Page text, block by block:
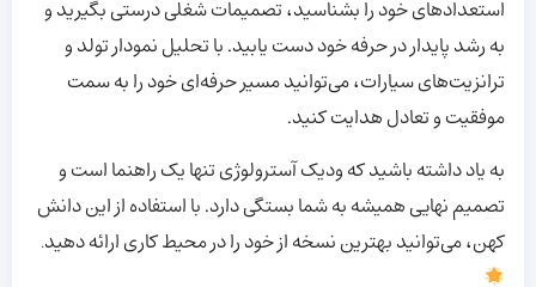
استعدادهای خود را بشناسید، تصمیمات شغلی درستی بگیرید و
به رشد پایدار در حرفه خود دست یابید. با تحلیل نمودار تولد و
ترانزیت‌های سیارات، می‌توانید مسیر حرفه‌ای خود را به سمت
موفقیت و تعادل هدایت کنید.
به یاد داشته باشید که ودیک آسترولوژی تنها یک راهنما است و
تصمیم نهایی همیشه به شما بستگی دارد. با استفاده از این دانش
کهن، می‌توانید بهترین نسخه از خود را در محیط کاری ارائه دهید.